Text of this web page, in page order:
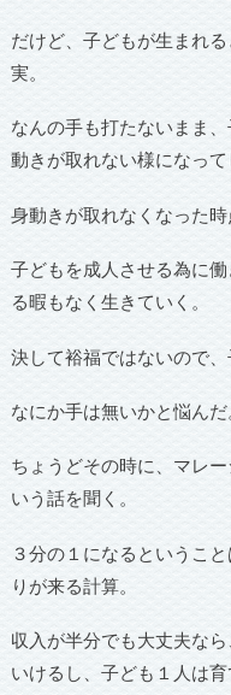
だけど、子どもが生まれ
実。
なんの手も打たないまま
動きが取れない様になって
身動きが取れなくなった時
子どもを成人させる為に
る暇もなく生きていく。
決して裕福ではないので
なにか手は無いかと悩んだ
ちょうどその時に、マレ
いう話を聞く。
３分の１になるというこ
りが来る計算。
収入が半分でも大丈夫な
いけるし、子ども１人は育